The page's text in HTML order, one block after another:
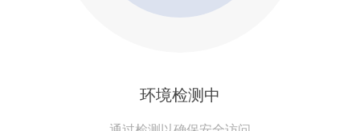
环境检测中